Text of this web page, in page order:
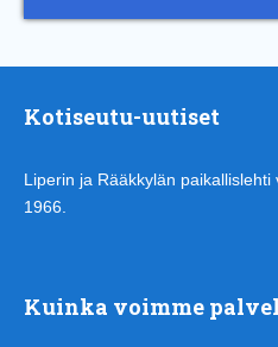
Kotiseutu-uutiset
Liperin ja Rääkkylän paikallislehti
1966.
Kuinka voimme